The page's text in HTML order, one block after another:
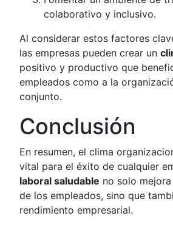
colaborativo y inclusivo.
Al considerar estos factores
las empresas pueden crear un
positivo y productivo que
empleados como a la
conjunto.
Conclusión
En resumen, el clima
vital para el éxito de cualquier
laboral saludable no solo
de los empleados, sino que
rendimiento empresarial.